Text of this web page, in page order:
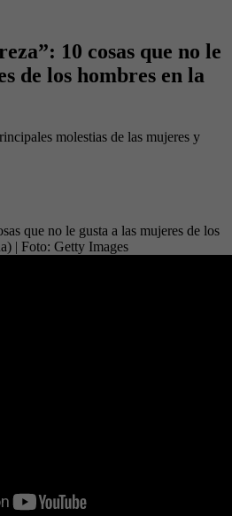
10 cosas que no le
de los hombres en la
molestias de las mujeres y
que no le gusta a las mujeres de los
| Foto: Getty Images